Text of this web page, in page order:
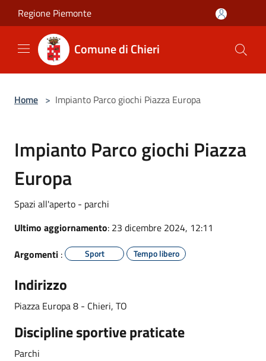
Salta al contenuto principale
Regione Piemonte
Comune di Chieri
Home > Impianto Parco giochi Piazza Europa
Impianto Parco giochi Piazza
Europa
Spazi all'aperto - parchi
Ultimo aggiornamento: 23 dicembre 2024, 12:11
Argomenti : Sport Tempo libero
Indirizzo
Piazza Europa 8 - Chieri, TO
Discipline sportive praticate
Parchi